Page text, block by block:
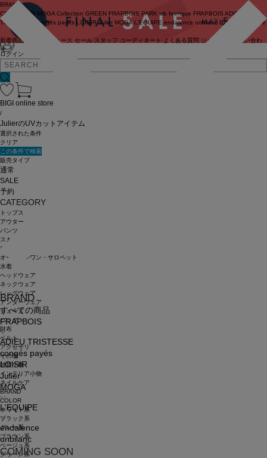
ログイン
BRAND
COUTURIER MOGA Collection GREEN FRAPBOIS PARK wb feerique FRAPBOIS ADIEU
TRISTESSE
congés payés LOISIR Julier MOGA L'EQUIPE endalence unbilanc BIGI online store
新着商品 ニュース セール スタッフ コーディネート よくある質問 ジャーナル
お問い合わ
せ
BRAND
すべての商品
FRAPBOIS
ADIEU TRISTESSE
congés payés
LOISIR
Julier
MOGA
L'EQUIPE
endalence
unbilanc
COMING SOON
BIGI online store
/
JulierのUVカットアイテム
選択された条件
クリア
この条件で検索
販売タイプ
通常
SALE
予約
CATEGORY
トップス
アウター
パンツ
スカート
ワンピース
オールインワン・サロペット
水着
ヘッドウェア
ネックウェア
レッグウェア
アンダーウェア
シューズ
バッグ
財布
ベルト
アクセサリ
その他
雑貨小物
インテリア小物
ネイルケア
BRAND
COLOR
ホワイト系
ブラック系
グレー系
ブラウン系
ベージュ系
グリーン系